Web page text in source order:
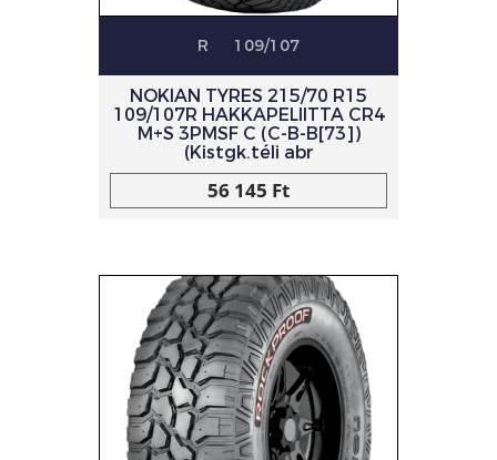
R 109/107
NOKIAN TYRES 215/70 R15
109/107R HAKKAPELIITTA CR4
M+S 3PMSF C (C-B-B[73])
(Kistgk.téli abr
56 145 Ft